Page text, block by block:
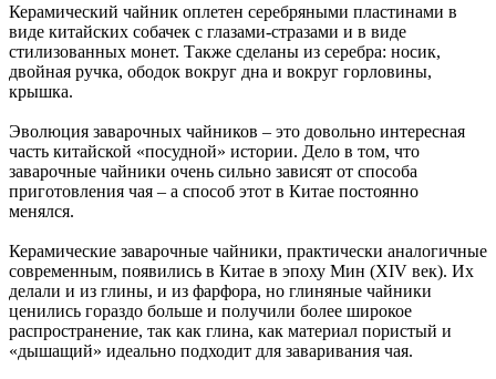
Керамический чайник оплетен серебряными пластинами в
виде китайских собачек с глазами-стразами и в виде
стилизованных монет. Также сделаны из серебра: носик,
двойная ручка, ободок вокруг дна и вокруг горловины,
крышка.
Эволюция заварочных чайников – это довольно интересная
часть китайской «посудной» истории. Дело в том, что
заварочные чайники очень сильно зависят от способа
приготовления чая – а способ этот в Китае постоянно
менялся.
Керамические заварочные чайники, практически аналогичные
современным, появились в Китае в эпоху Мин (XIV век). Их
делали и из глины, и из фарфора, но глиняные чайники
ценились гораздо больше и получили более широкое
распространение, так как глина, как материал пористый и
«дышащий» идеально подходит для заваривания чая.